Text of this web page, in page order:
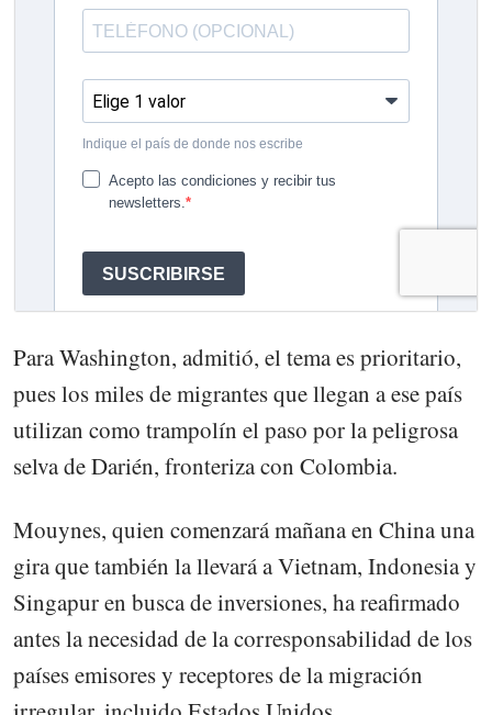
Para Washington, admitió, el tema es prioritario,
pues los miles de migrantes que llegan a ese país
utilizan como trampolín el paso por la peligrosa
selva de Darién, fronteriza con Colombia.
Mouynes, quien comenzará mañana en China una
gira que también la llevará a Vietnam, Indonesia y
Singapur en busca de inversiones, ha reafirmado
antes la necesidad de la corresponsabilidad de los
países emisores y receptores de la migración